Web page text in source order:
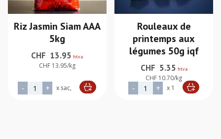
Riz Jasmin Siam AAA
5kg
CHF 13.95 htva
CHF 13.95/kg
- quantité de Riz Jasmin Siam AAA 5kg
+ x sac,
Alternative:
Rouleaux de
printemps aux
légumes 50g iqf
CHF 5.35 htva
CHF 10.70/kg
- quantité de Rouleaux de
+ x 1
Alternative: